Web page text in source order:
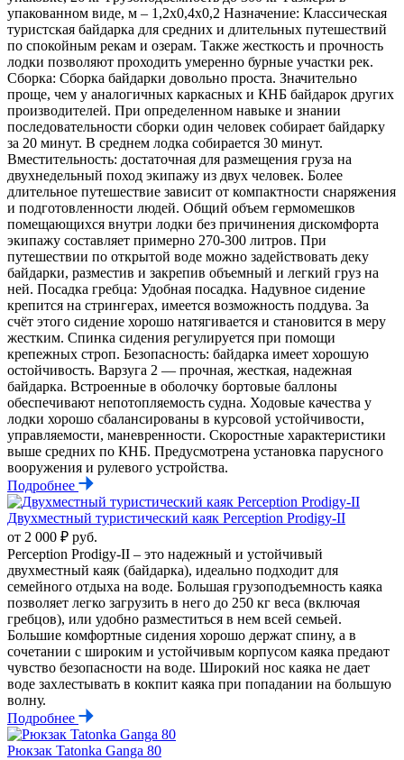
упакованном виде, м – 1,2х0,4х0,2 Назначение: Классическая
туристская байдарка для средних и длительных путешествий
по спокойным рекам и озерам. Также жесткость и прочность
лодки позволяют проходить умеренно бурные участки рек.
Сборка: Сборка байдарки довольно проста. Значительно
проще, чем у аналогичных каркасных и КНБ байдарок других
производителей. При определенном навыке и знании
последовательности сборки один человек собирает байдарку
за 20 минут. В среднем лодка собирается 30 минут.
Вместительность: достаточная для размещения груза на
двухнедельный поход экипажу из двух человек. Более
длительное путешествие зависит от компактности снаряжения
и подготовленности людей. Общий объем гермомешков
помещающихся внутри лодки без причинения дискомфорта
экипажу составляет примерно 270-300 литров. При
путешествии по открытой воде можно задействовать деку
байдарки, разместив и закрепив объемный и легкий груз на
ней. Посадка гребца: Удобная посадка. Надувное сидение
крепится на стрингерах, имеется возможность поддува. За
счёт этого сидение хорошо натягивается и становится в меру
жестким. Спинка сидения регулируется при помощи
крепежных строп. Безопасность: байдарка имеет хорошую
остойчивость. Варзуга 2 — прочная, жесткая, надежная
байдарка. Встроенные в оболочку бортовые баллоны
обеспечивают непотопляемость судна. Ходовые качества у
лодки хорошо сбалансированы в курсовой устойчивости,
управляемости, маневренности. Скоростные характеристики
выше средних по КНБ. Предусмотрена установка парусного
вооружения и рулевого устройства.
Подробнее
Двухместный туристический каяк Perception Prodigy-II
от 2 000 ₽ руб.
Perception Prodigy-II – это надежный и устойчивый
двухместный каяк (байдарка), идеально подходит для
семейного отдыха на воде. Большая грузоподъемность каяка
позволяет легко загрузить в него до 250 кг веса (включая
гребцов), или удобно разместиться в нем всей семьей.
Большие комфортные сидения хорошо держат спину, а в
сочетании с широким и устойчивым корпусом каяка предают
чувство безопасности на воде. Широкий нос каяка не дает
воде захлестывать в кокпит каяка при попадании на большую
волну.
Подробнее
Рюкзак Tatonka Ganga 80